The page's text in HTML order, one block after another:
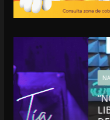
NACIONALES
“NO VIVIMOS
LIBERTAD DE